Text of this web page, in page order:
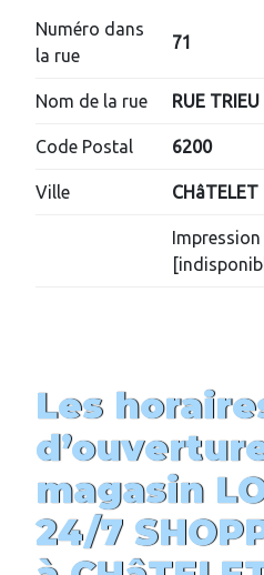
Numéro dans
la rue
71
Nom de la rue RUE
Code Postal 6200
Ville CHâTELET
Les
magasin
24/7